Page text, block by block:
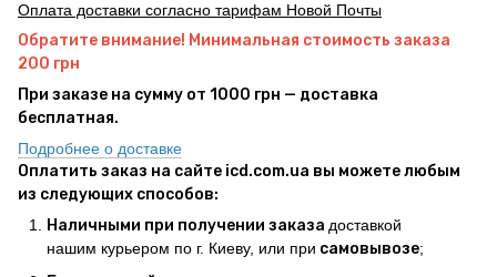
Оплата доставки согласно тарифам Новой Почты
Обратите внимание! Минимальная стоимость заказа
200 грн
При заказе на сумму от 1000 грн — доставка
бесплатная.
Подробнее о доставке
Оплатить заказ на сайте icd.com.ua вы можете любым
из следующих способов:
Наличными при получении заказа доставкой
нашим курьером по г. Киеву, или при самовывозе;